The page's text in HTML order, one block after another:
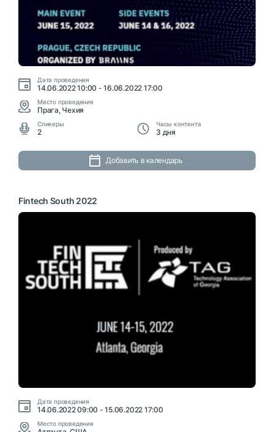
Дата проведения
14.06.2022 10:00 - 16.06.2022 17:00
Место проведения
Прага, Чехия
Cпикеры
2
Часы контента
3 дня
Добавить в календарь
Fintech South 2022
Дата проведения
14.06.2022 09:00 - 15.06.2022 17:00
Место проведения